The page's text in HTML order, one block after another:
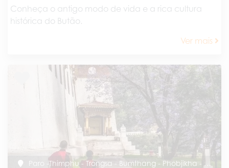
Conheça o antigo modo de vida e a rica cultura
histórica do Butão.
Ver mais
Paro -Thimphu - Trongsa - Bumthang - Phobjikha - Punakha - Paro